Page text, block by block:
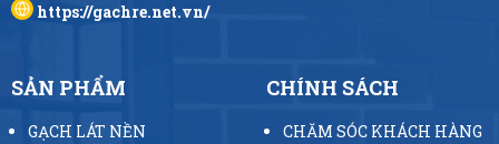
https://gachre.net.vn/
SẢN PHẨM
GẠCH LÁT NỀN
CHÍNH SÁCH
CHĂM SÓC KHÁCH HÀNG